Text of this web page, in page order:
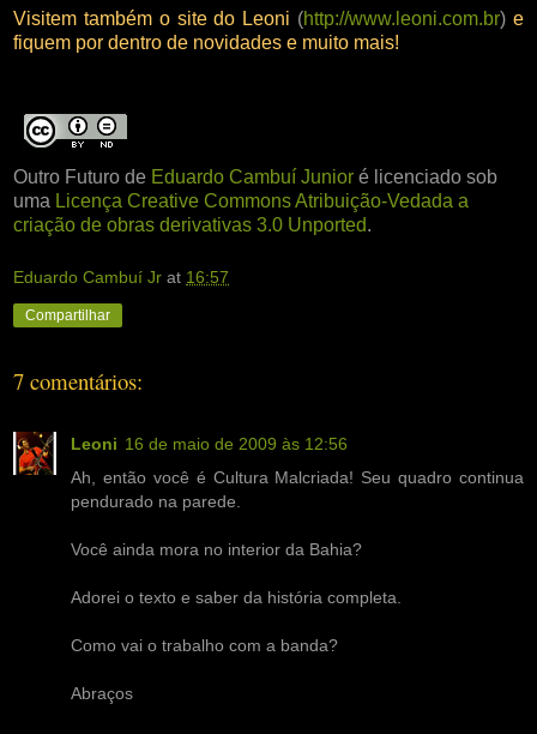
Visitem também o site do Leoni (http://www.leoni.com.br)e
fiquem por dentro de novidades e muito mais!
Outro Futuro de Eduardo Cambuí Junior é licenciado sob
uma Licença Creative Commons Atribuição-Vedada a
criação de obras derivativas 3.0 Unported.
Eduardo Cambuí Jr at 16:57
Compartilhar
7 comentários:
Leoni 16 de maio de 2009 às 12:56
Ah, então você é Cultura Malcriada! Seu quadro continua
pendurado na parede.
Você ainda mora no interior da Bahia?
Adorei o texto e saber da história completa.
Como vai o trabalho com a banda?
Abraços